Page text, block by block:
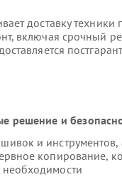
доставку
включая срочный
решение и
и инструментов,
копирование,